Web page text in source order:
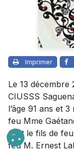
Imprimer
Le 13 décembre
CIUSSS
l’âge 91 ans et
feu Mme
était le fils de
feu M. Ernest